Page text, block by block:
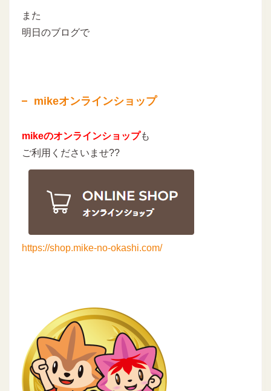
また
明日のブログで
mikeオンラインショップ
mikeのオンラインショップも
ご利用くださいませ??
https://shop.mike-no-okashi.com/